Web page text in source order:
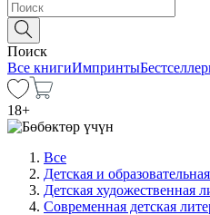
Поиск
Все книгиИмпринты
18+
Все
Детская и
Детская художественная
Современная детская